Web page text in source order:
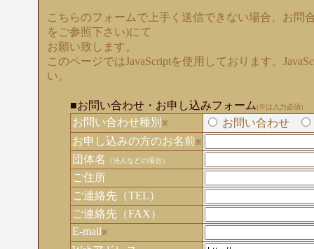
こちらのフォームで上手く送信できない場合、お問
をご参照下さい)にて
お願い致します。
このページではJavaScriptを使用しております。
い。
■お問い合わせ・お申し込みフォーム(※は入力必須)
お問い合わせ種別 ※ お問い合わせ
お申し込みの方のお名前※
団体名 （法人などの場合）
ご住所
ご連絡先（TEL）
ご連絡先（FAX）
E-mail※